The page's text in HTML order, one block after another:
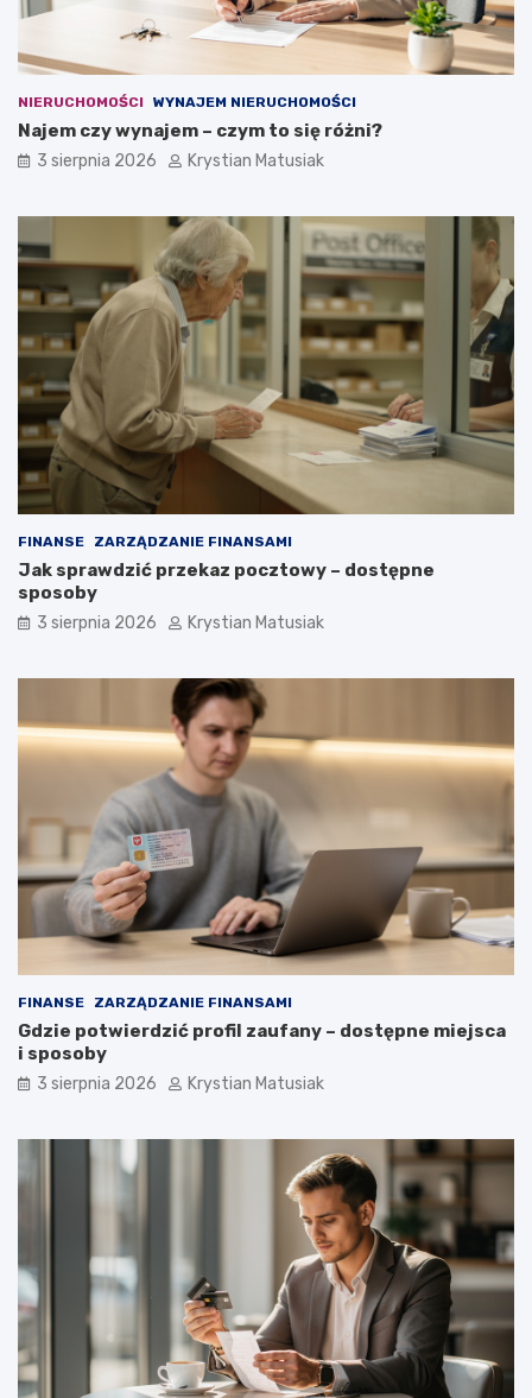
NIERUCHOMOŚCI WYNAJEM NIERUCHOMOŚCI
Najem czy wynajem – czym to się różni?
3 sierpnia 2026 Krystian Matusiak
FINANSE ZARZĄDZANIE FINANSAMI
Jak sprawdzić przekaz pocztowy – dostępne
sposoby
3 sierpnia 2026 Krystian Matusiak
FINANSE ZARZĄDZANIE FINANSAMI
Gdzie potwierdzić profil zaufany – dostępne miejsca
i sposoby
3 sierpnia 2026 Krystian Matusiak